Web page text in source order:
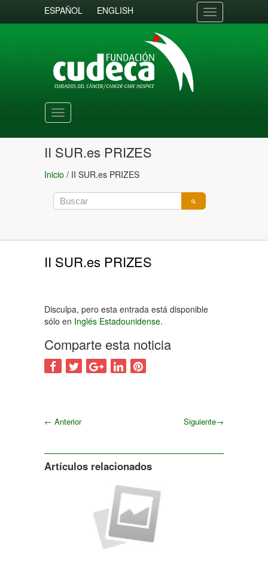
ESPAÑOL ENGLISH
Toggle
navigation
Toggle
navigation
II SUR.es PRIZES
Inicio / II SUR.es PRIZES
II SUR.es PRIZES
Disculpa, pero esta entrada está disponible
sólo en Inglés Estadounidense.
Comparte esta noticia
← Anterior Siguiente→
Artículos relacionados